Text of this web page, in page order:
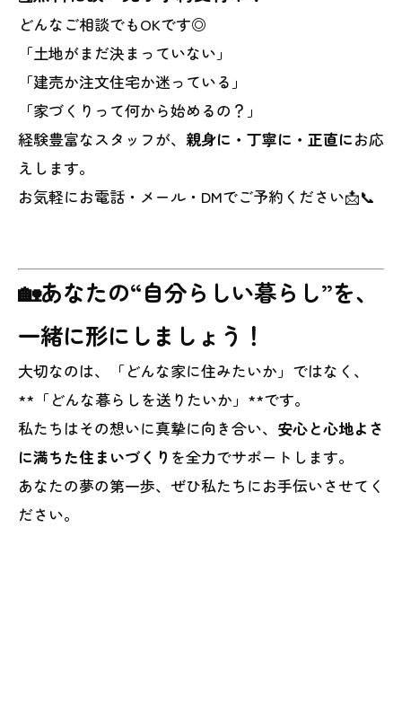
どんなご相談でもOKです◎
「土地がまだ決まっていない」
「建売か注文住宅か迷っている」
「家づくりって何から始めるの？」
経験豊富なスタッフが、 親身に・丁寧に・正直にお応
えします。
お気軽にお電話・メール・DMでご予約ください📩📞
🏡あなたの“自分らしい暮らし”を、
一緒に形にしましょう！
大切なのは、「どんな家に住みたいか」ではなく、
**「どんな暮らしを送りたいか」**です。
私たちはその想いに真摯に向き合い、 安心と心地よさ
に満ちた住まいづくり を全力でサポートします。
あなたの夢の第一歩、ぜひ私たちにお手伝いさせてく
ださい。